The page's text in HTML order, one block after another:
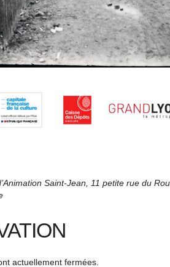
Saint-Jean,
11 petite rue du
actuellement fermées.